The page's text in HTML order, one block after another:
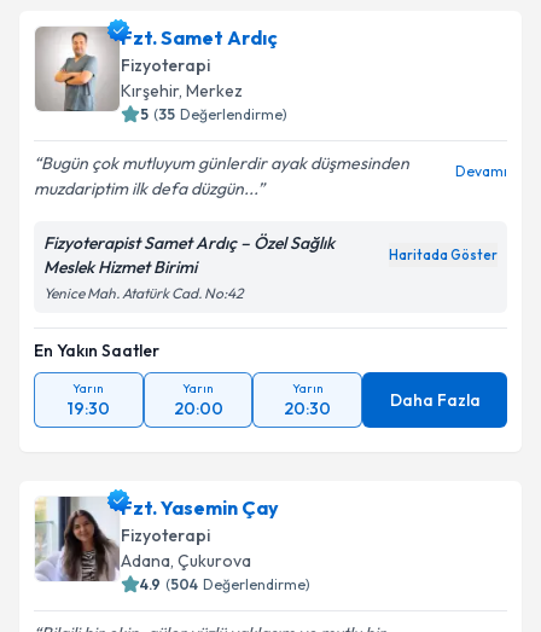
Fzt. Samet Ardıç
Fizyoterapi
Kırşehir, Merkez
5 (35 Değerlendirme)
Bugün çok mutluyum günlerdir ayak düşmesinden
muzdariptim ilk defa düzgün...
Devamı
Fizyoterapist Samet Ardıç – Özel Sağlık
Meslek Hizmet Birimi
Haritada Göster
Yenice Mah. Atatürk Cad. No:42
En Yakın Saatler
Yarın
19:30
Yarın
20:00
Yarın
20:30 Daha Fazla
Fzt. Yasemin Çay
Fizyoterapi
Adana, Çukurova
4.9 (504 Değerlendirme)